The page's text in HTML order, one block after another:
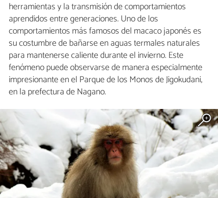
herramientas y la transmisión de comportamientos
aprendidos entre generaciones. Uno de los
comportamientos más famosos del macaco japonés es
su costumbre de bañarse en aguas termales naturales
para mantenerse caliente durante el invierno. Este
fenómeno puede observarse de manera especialmente
impresionante en el Parque de los Monos de Jigokudani,
en la prefectura de Nagano.